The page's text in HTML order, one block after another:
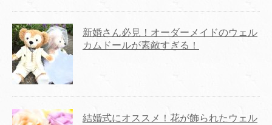
新婚さん必見！オーダーメイドのウェル
カムドールが素敵すぎる！
結婚式にオススメ！花が飾られたウェル